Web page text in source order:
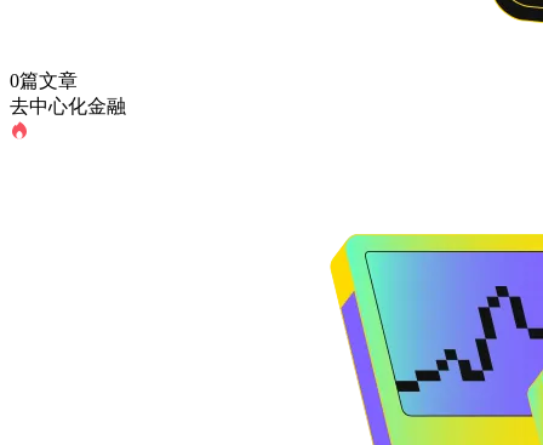
0篇文章
去中心化金融